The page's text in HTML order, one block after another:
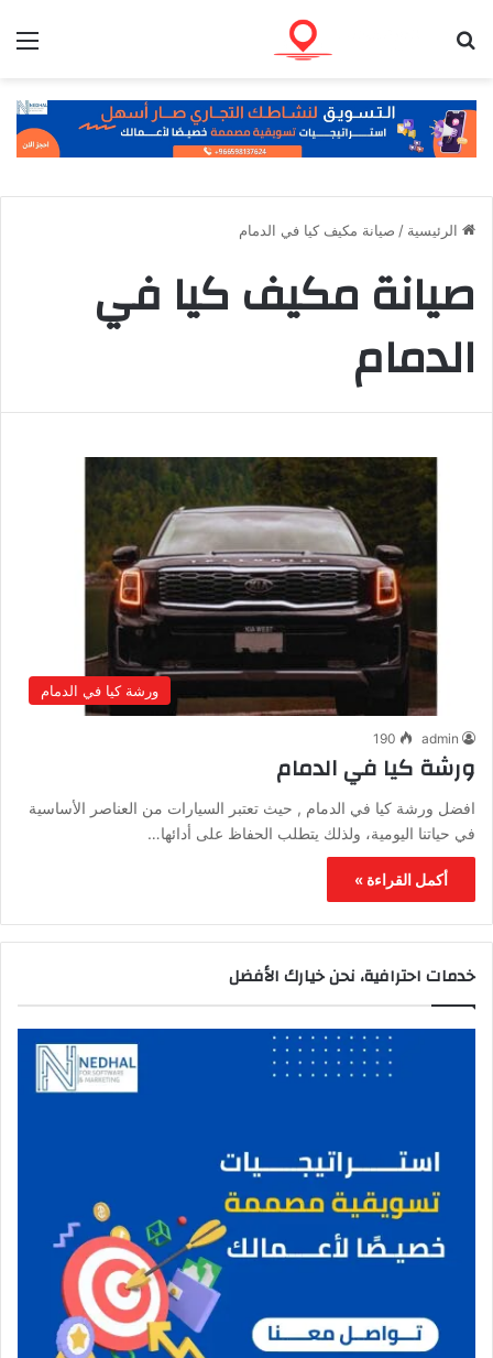
الرئيسية / صيانة مكيف كيا في الدمام
صيانة مكيف كيا في
الدمام
ورشة كيا في الدمام
admin
190
ورشة كيا في الدمام
افضل ورشة كيا في الدمام , حيث تعتبر السيارات من العناصر الأساسية
في حياتنا اليومية، ولذلك يتطلب الحفاظ على أدائها…
أكمل القراءة »
خدمات احترافية، نحن خيارك الأفضل